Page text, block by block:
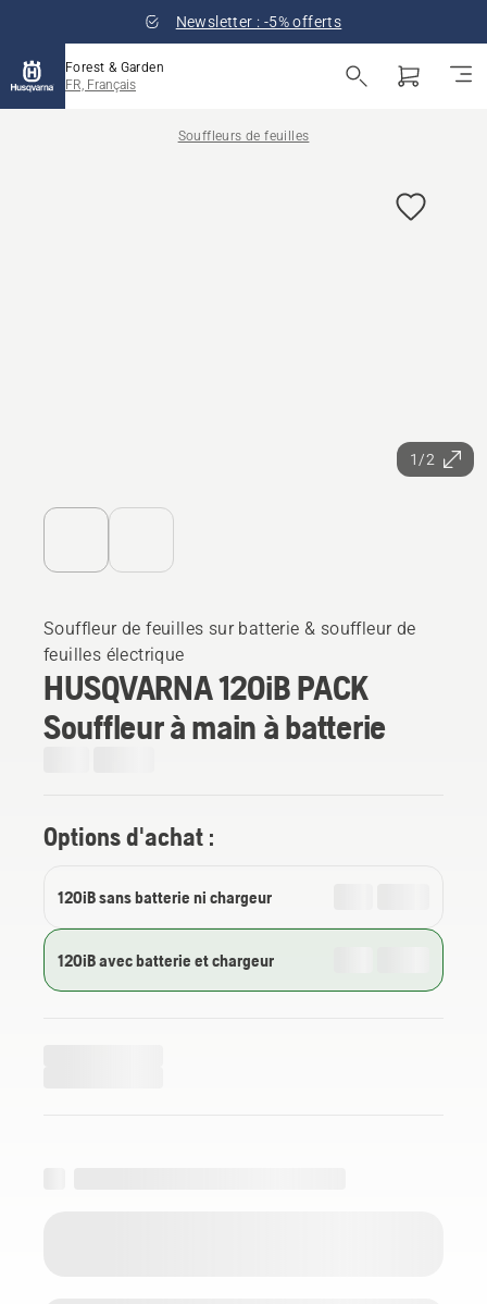
Newsletter : -5% offerts
Forest & Garden
FR, Français
Souffleurs de feuilles
1/2
Souffleur de feuilles sur batterie & souffleur de
feuilles électrique
HUSQVARNA 120iB PACK
Souffleur à main à batterie
Options d'achat :
120iB sans batterie ni chargeur
120iB avec batterie et chargeur